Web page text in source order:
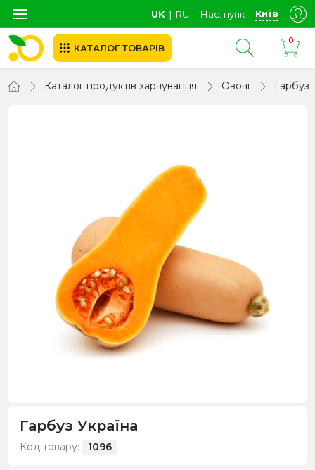
UK ∣ RU Нас. пункт Київ
КАТАЛОГ ТОВАРІВ
0
Каталог продуктів харчування Овочі Гарбуз
Гарбуз Україна
Код товару: 1096